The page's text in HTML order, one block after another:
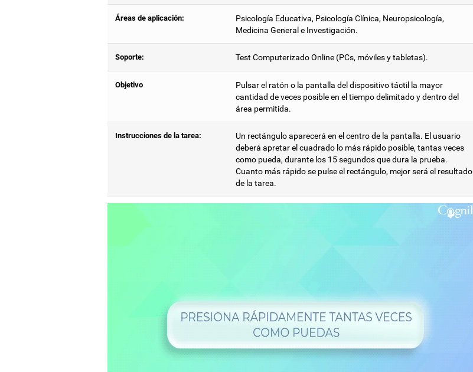
Áreas de aplicación:
Psicología Educativa, Psicología Clínica, Neuropsicología,
Medicina General e Investigación.
Soporte: Test Computerizado Online (PCs, móviles y tabletas).
Objetivo
Pulsar el ratón o la pantalla del dispositivo táctil la mayor
cantidad de veces posible en el tiempo delimitado y dentro del
área permitida.
Instrucciones de la tarea:
Un rectángulo aparecerá en el centro de la pantalla. El usuario
deberá apretar el cuadrado lo más rápido posible, tantas veces
como pueda, durante los 15 segundos que dura la prueba.
Cuanto más rápido se pulse el rectángulo, mejor será el resultado
de la tarea.